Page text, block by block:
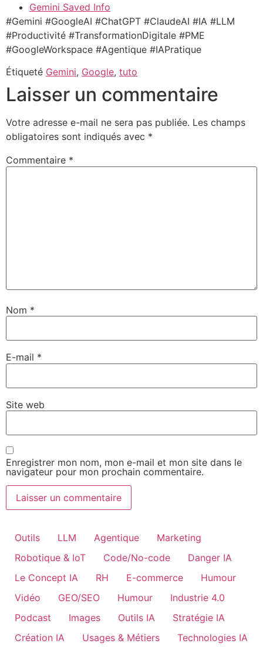
Gemini Saved Info
#Gemini #GoogleAI #ChatGPT #ClaudeAI #IA #LLM
#Productivité #TransformationDigitale #PME
#GoogleWorkspace #Agentique #IAPratique
Étiqueté Gemini, Google, tuto
Laisser un commentaire
Votre adresse e-mail ne sera pas publiée. Les champs
obligatoires sont indiqués avec *
Commentaire *
Nom *
E-mail *
Site web
Enregistrer mon nom, mon e-mail et mon site dans le
navigateur pour mon prochain commentaire.
Outils LLM Agentique
Marketing
Robotique & IoT
Code/No-code
Danger IA
Le Concept IA
RH E-commerce
Humour
Vidéo
GEO/SEO Humour
Industrie 4.0
Podcast
Images Outils IA
Stratégie IA
Création IA
Usages & Métiers Technologies IA